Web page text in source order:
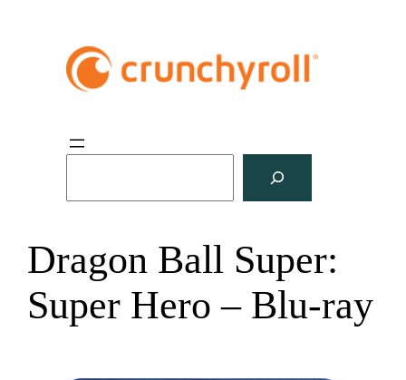
e
Dragon Ball Super:
Super Hero – Blu-ray